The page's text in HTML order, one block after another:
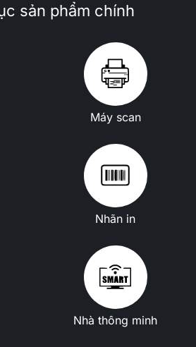
sản phẩm chính
Máy scan
Nhãn in
Nhà thông minh